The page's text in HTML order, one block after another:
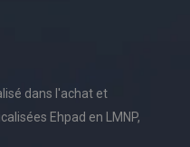
dans l'achat et
Ehpad en LMNP,